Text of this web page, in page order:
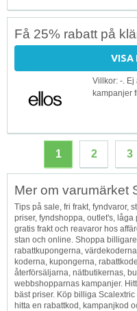
Få 25% rabatt på
VISA
Villkor: -. Ej
kampanjer
1 2 3
Mer om varumärket
Tips på sale, fri frakt, fyndvaror,
priser, fyndshoppa, outlet's, låga
gratis frakt och reavaror hos
stan och online. Shoppa
rabattkupongerna,
koderna, kupongerna,
återförsäljarna, nätbutikernas,
webbshopparnas kampanjer.
bäst priser. Köp billiga
hitta en rabattkod, kampanjkod